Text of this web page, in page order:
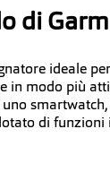
di
ideale
in modo più
di